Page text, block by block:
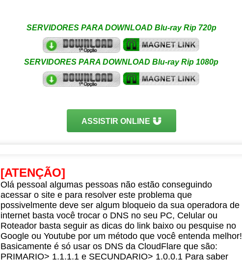
SERVIDORES PARA DOWNLOAD Blu-ray Rip 720p
SERVIDORES PARA DOWNLOAD Blu-ray Rip 1080p
ASSISTIR ONLINE
[ATENÇÃO]
Olá pessoal algumas pessoas não estão conseguindo
acessar o site e para resolver este problema que
possivelmente deve ser algum bloqueio da sua operadora de
internet basta você trocar o DNS no seu PC, Celular ou
Roteador basta seguir as dicas do link baixo ou pesquise no
Google ou Youtube por um método que você entenda melhor!
Basicamente é só usar os DNS da CloudFlare que são:
PRIMARIO> 1.1.1.1 e SECUNDARIO> 1.0.0.1 Para saber